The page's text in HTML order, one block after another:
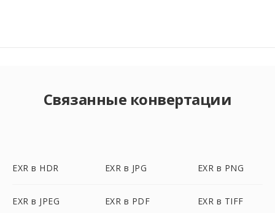
Связанные конвертации
EXR в HDR EXR в JPG EXR в PNG
EXR в JPEG EXR в PDF EXR в TIFF